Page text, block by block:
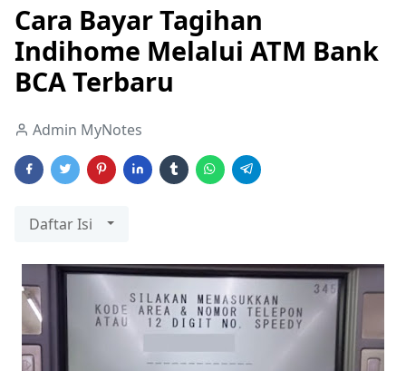
Cara Bayar Tagihan
Indihome Melalui ATM Bank
BCA Terbaru
Admin MyNotes
Daftar Isi